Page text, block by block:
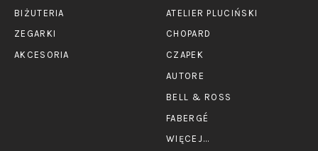
BIŻUTERIA
ZEGARKI
AKCESORIA
ATELIER PLUCIŃSKI
CHOPARD
CZAPEK
AUTORE
BELL & ROSS
FABERGÉ
WIĘCEJ...